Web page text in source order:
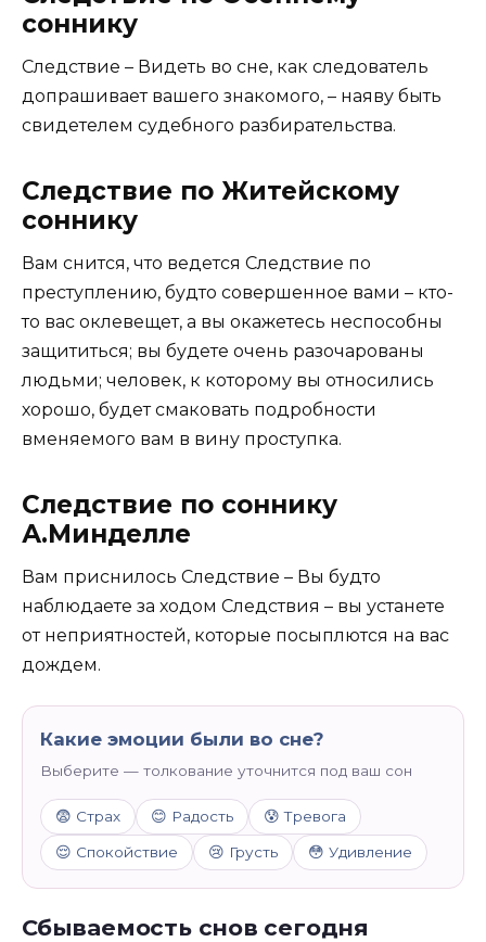
соннику
Следствие – Видеть во сне, как следователь
допрашивает вашего знакомого, – наяву быть
свидетелем судебного разбирательства.
Следствие по Житейскому
соннику
Вам снится, что ведется Следствие по
преступлению, будто совершенное вами – кто-
то вас оклевещет, а вы окажетесь неспособны
защититься; вы будете очень разочарованы
людьми; человек, к которому вы относились
хорошо, будет смаковать подробности
вменяемого вам в вину проступка.
Следствие по соннику
А.Минделле
Вам приснилось Следствие – Вы будто
наблюдаете за ходом Следствия – вы устанете
от неприятностей, которые посыплются на вас
дождем.
Какие эмоции были во сне?
Выберите — толкование уточнится под ваш сон
😨 Страх 😊 Радость 😰 Тревога
😌 Спокойствие 😢 Грусть 😳 Удивление
Сбываемость снов сегодня